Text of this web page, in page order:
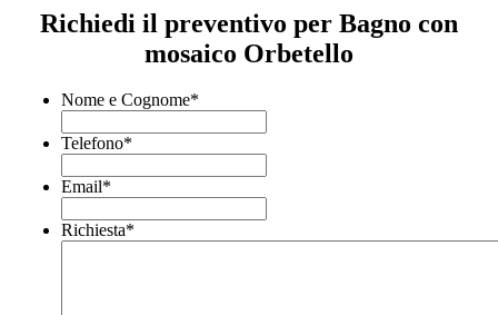
Richiedi il preventivo per Bagno con
mosaico Orbetello
Nome e Cognome*
Telefono*
Email*
Richiesta*